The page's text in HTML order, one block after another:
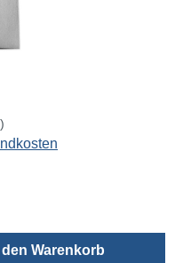
gewünschten
den Warenkorb